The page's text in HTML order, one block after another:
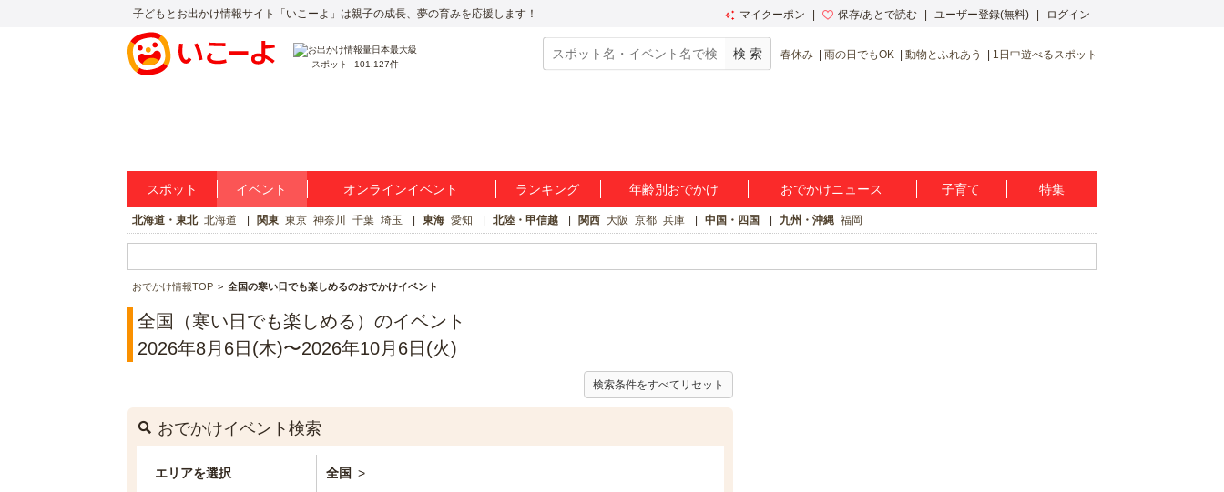
子どもとお出かけ情報サイト「いこーよ」は親子の成長、夢の育みを応援します！ マイクーポン 保存/あとで読む ユーザー登録(無料) ログイン
スポット 101,127件
春休み 雨の日でもOK 動物とふれあう 1日中遊べるスポット
スポット イベント オンラインイベント ランキング 年齢別おでかけ おでかけニュース 子育て 特集
北海道・東北 北海道 関東 東京 神奈川 千葉 埼玉 東海 愛知 北陸・甲信越 関西 大阪 京都 兵庫 中国・四国 九州・沖縄 福岡
おでかけ情報TOP 全国の寒い日でも楽しめるのおでかけイベント
全国（寒い日でも楽しめる）のイベント
2026年8月6日(木)〜2026年10月6日(火)
検索条件をすべてリセット
おでかけイベント検索
エリアを選択 全国 >